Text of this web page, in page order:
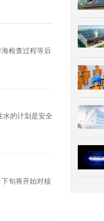
检查过程等后
水的计划是安全
旬将开始对核